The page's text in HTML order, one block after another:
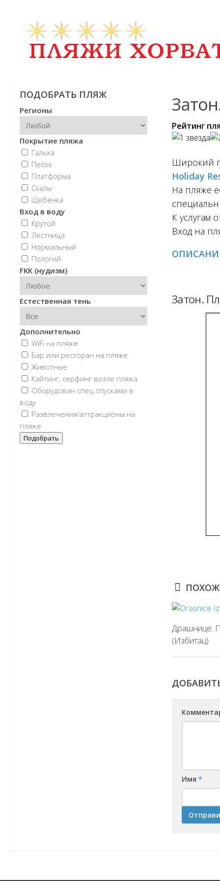
Рейтинг
Широкий
Holiday
На пляже
К услугам
Вход на
Затон.
Драшнице.
(Избитац)
Имя *
ПОДОБРАТЬ ПЛЯЖ
Регионы
Покрытие пляжа
Галька
Песок
Платформа
Скалы
Щебенка
Вход в воду
Крутой
Лестница
Нормальный
Пологий
FKK (нудизм)
Естественная тень
Дополнительно
WiFi на пляже
Бар или ресторан на пляже
Животные
Кайтинг, серфинг возле пляжа
Оборудован спец.спусками в
воду
Развлечения/аттракционы на
пляже